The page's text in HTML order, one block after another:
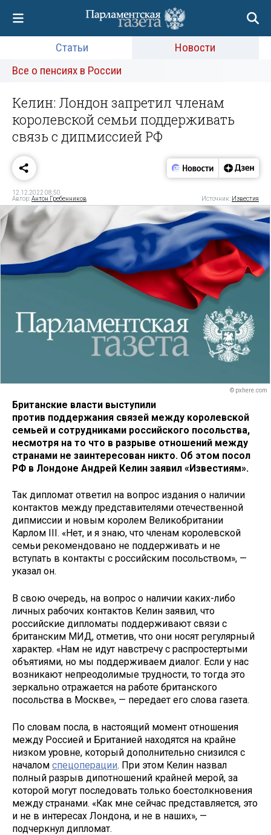
Статьи
Новости
Все о пенсиях в России
Келин: Лондон запретил членам
королевской семьи поддерживать
связь с дипмиссией РФ
12.12.2022 08:50
Автор:Антон Гребенников Источник: Известия
© pxhere.com
Британские власти выступили
против поддержания связей между королевской
семьей и сотрудниками российского посольства,
несмотря на то что в разрыве отношений между
странами не заинтересован никто. Об этом посол
РФ в Лондоне Андрей Келин заявил «Известиям».
Так дипломат ответил на вопрос издания о наличии
контактов между представителями отечественной
дипмиссии и новым королем Великобритании
Карлом III. «Нет, и я знаю, что членам королевской
семьи рекомендовано не поддерживать и не
вступать в контакты с российским посольством», —
указал он.
В свою очередь, на вопрос о наличии каких-либо
личных рабочих контактов Келин заявил, что
российские дипломаты поддерживают связи с
британским МИД, отметив, что они носят регулярный
характер. «Нам не идут навстречу с распростертыми
объятиями, но мы поддерживаем диалог. Если у нас
возникают непреодолимые трудности, то тогда это
зеркально отражается на работе британского
посольства в Москве», — передает его слова газета.
По словам посла, в настоящий момент отношения
между Россией и Британией находятся на крайне
низком уровне, который дополнительно снизился с
началом спецоперации. При этом Келин назвал
полный разрыв дипотношений крайней мерой, за
которой могут последовать только боестолкновения
между странами. «Как мне сейчас представляется, это
и не в интересах Лондона, и не в наших», —
подчеркнул дипломат.